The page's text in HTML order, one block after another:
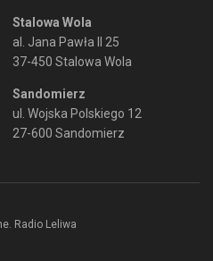
Stalowa Wola
al. Jana Pawła II 25
37-450 Stalowa Wola
Sandomierz
ul. Wojska Polskiego 12
27-600 Sandomierz
Radio Leliwa